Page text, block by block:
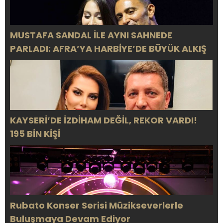
MUSTAFA SANDAL İLE AYNI SAHNEDE
PARLADI: AFRA’YA HARBİYE’DE BÜYÜK ALKIŞ
KAYSERİ’DE İZDİHAM DEĞİL, REKOR VARDI!
195 BİN KİŞİ
Rubato Konser Serisi Müzikseverlerle
Buluşmaya Devam Ediyor